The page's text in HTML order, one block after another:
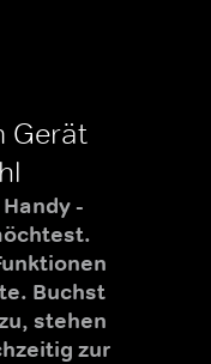
Gerät
-
Buchst
stehen
zur